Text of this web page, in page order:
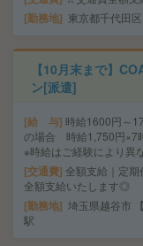
勤務地 東京都千代田
【10月末まで】
ン[派遣]
給 与 時給1600円～
の場合 時給1,750円×7
※時給はご経験により異
交通費 全額支給｜定
全額支給いたします◎
勤務地 埼玉県越谷市
駅